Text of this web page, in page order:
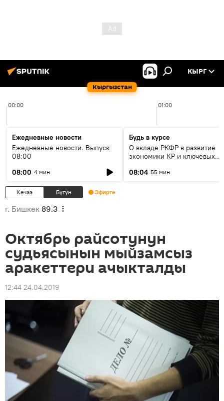
Кыргызстан
КЫРГ
00:00 01:00
Ежедневные новости
Ежедневные новости. Выпуск
08:00
08:00 4 мин
Будь в курсе
О вкладе РКФР в развитие
экономики КР и ключевых
08:04 55 мин
Кечээ Бүгүн Эфирге
г. Бишкек 89.3
Октябрь райсотунун
судьясынын мыйзамсыз
аракеттери ачыкталды
12:44 24.04.2019